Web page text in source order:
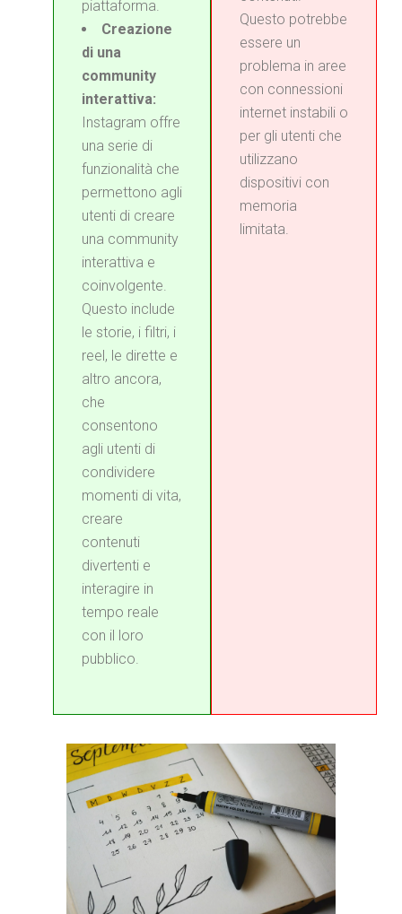
piattaforma.
Creazione
di una
community
interattiva:
Instagram offre
una serie di
funzionalità che
permettono agli
utenti di creare
una community
interattiva e
coinvolgente.
Questo include
le storie, i filtri, i
reel, le dirette e
altro ancora,
che
consentono
agli utenti di
condividere
momenti di vita,
creare
contenuti
divertenti e
interagire in
tempo reale
con il loro
pubblico.
Questo potrebbe
essere un
problema in aree
con connessioni
internet instabili o
per gli utenti che
utilizzano
dispositivi con
memoria
limitata.